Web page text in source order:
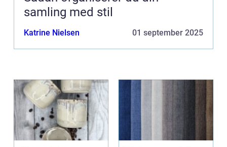
samling med stil
Katrine Nielsen 01 september 2025